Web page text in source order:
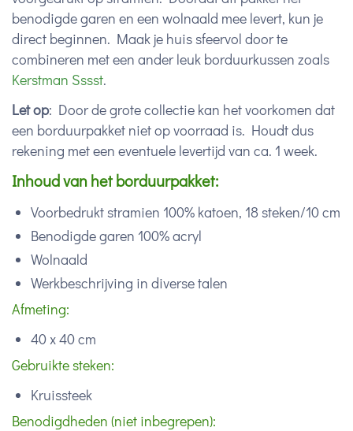
benodigde garen en een wolnaald mee levert, kun je
direct beginnen. Maak je huis sfeervol door te
combineren met een ander leuk borduurkussen zoals
Kerstman Sssst.
Let op: Door de grote collectie kan het voorkomen dat
een borduurpakket niet op voorraad is. Houdt dus
rekening met een eventuele levertijd van ca. 1 week.
Inhoud van het borduurpakket:
Voorbedrukt stramien 100% katoen, 18 steken/10 cm
Benodigde garen 100% acryl
Wolnaald
Werkbeschrijving in diverse talen
Afmeting:
40 x 40 cm
Gebruikte steken:
Kruissteek
Benodigdheden (niet inbegrepen):